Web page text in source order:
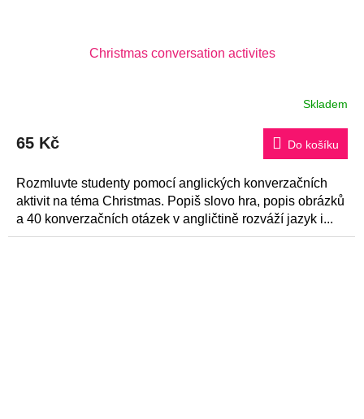
Christmas conversation activites
je
5
hvězdiček.
Skladem
65 Kč Do košíku
Rozmluvte studenty pomocí anglických konverzačních
aktivit na téma Christmas. Popiš slovo hra, popis obrázků
a 40 konverzačních otázek v angličtině rozváží jazyk i...